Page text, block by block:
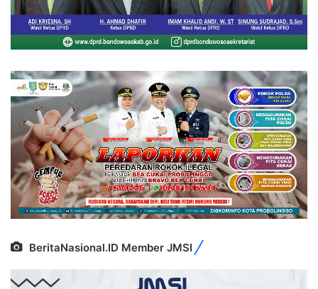
BeritaNasional.ID Member JMSI